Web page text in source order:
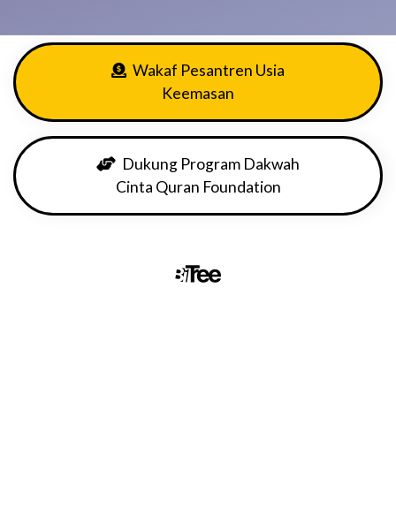
Wakaf Pesantren Usia
Keemasan
Dukung Program Dakwah
Cinta Quran Foundation